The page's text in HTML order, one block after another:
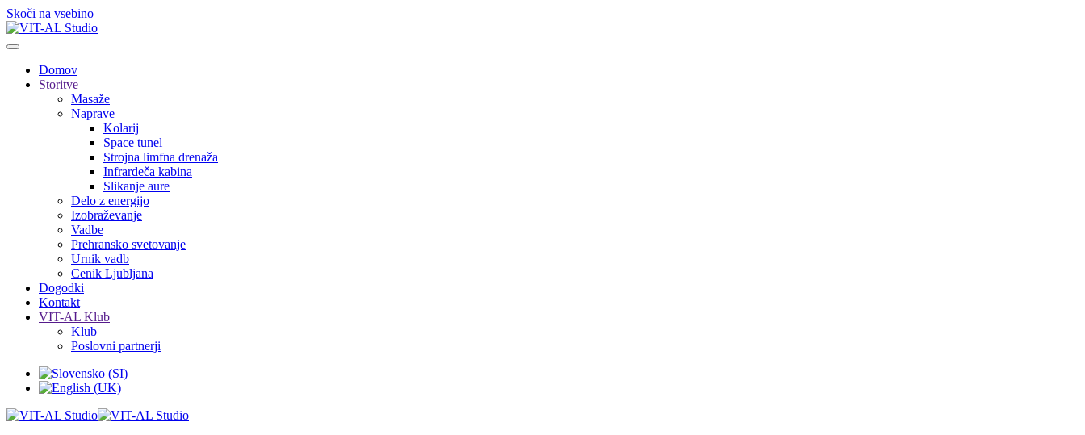
Skoči na vsebino
Domov
Storitve
Masaže
Naprave
Kolarij
Space tunel
Strojna limfna drenaža
Infrardeča kabina
Slikanje aure
Delo z energijo
Izobraževanje
Vadbe
Prehransko svetovanje
Urnik vadb
Cenik Ljubljana
Dogodki
Kontakt
VIT-AL Klub
Klub
Poslovni partnerji